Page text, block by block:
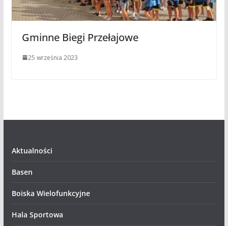
Gminne Biegi Przełajowe
25 września 2023
Aktualności
Basen
Boiska Wielofunkcyjne
Hala Sportowa